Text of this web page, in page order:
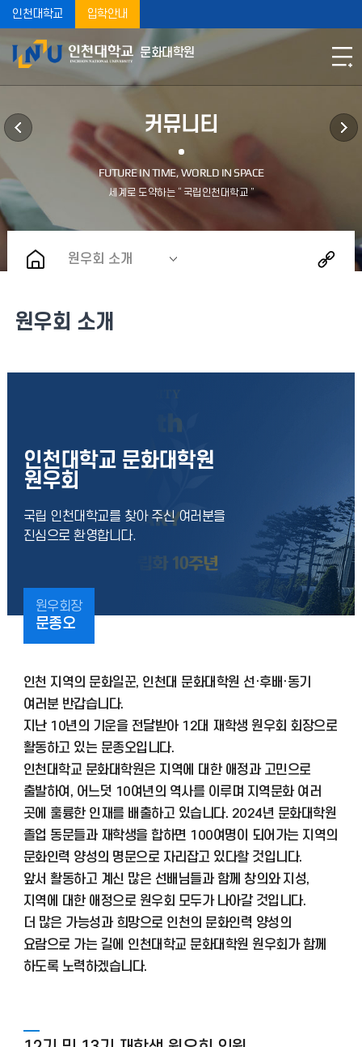
인천대학교 입학안내
문화대학원
커뮤니티
원우회 소개
원우회 소개
원우회장
문종오
인천대학교 문화대학원
원우회
국립 인천대학교를 찾아 주신 여러분을
진심으로 환영합니다.
인천 지역의 문화일꾼, 인천대 문화대학원 선·후배·동기
여러분 반갑습니다.
지난 10년의 기운을 전달받아 12대 재학생 원우회 회장으로
활동하고 있는 문종오입니다.
인천대학교 문화대학원은 지역에 대한 애정과 고민으로
출발하여, 어느덧 10여년의 역사를 이루며 지역문화 여러
곳에 훌륭한 인재를 배출하고 있습니다. 2024년 문화대학원
졸업 동문들과 재학생을 합하면 100여명이 되어가는 지역의
문화인력 양성의 명문으로 자리잡고 있다할 것입니다.
앞서 활동하고 계신 많은 선배님들과 함께 창의와 지성,
지역에 대한 애정으로 원우회 모두가 나아갈 것입니다.
더 많은 가능성과 희망으로 인천의 문화인력 양성의
요람으로 가는 길에 인천대학교 문화대학원 원우회가 함께
하도록 노력하겠습니다.